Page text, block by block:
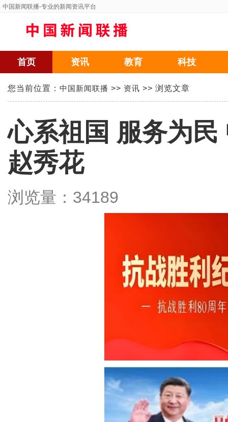
中国新闻联播-专业的新闻资讯平台
首页 资讯 教育 科技
您当前位置： 中国新闻联播 >> 资讯 >> 浏览文章
心系祖国 服务为
赵秀花
浏览量： 34189